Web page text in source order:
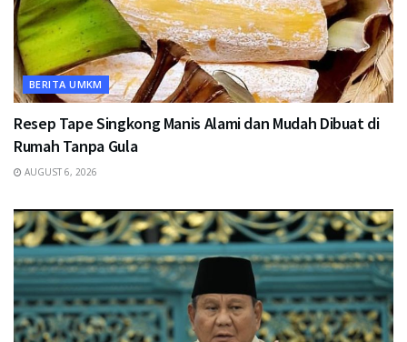
BERITA UMKM
Resep Tape Singkong Manis Alami dan Mudah Dibuat di
Rumah Tanpa Gula
AUGUST 6, 2026